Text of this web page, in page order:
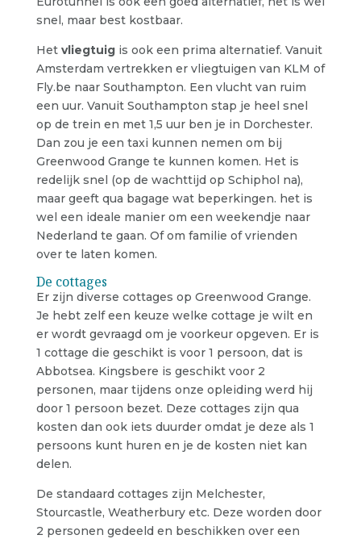
snel, maar best kostbaar.
Het vliegtuigis ook een prima alternatief. Vanuit
Amsterdam vertrekken er vliegtuigen van KLM of
Fly.be naar Southampton. Een vlucht van ruim
een uur. Vanuit Southampton stap je heel snel
op de trein en met 1,5 uur ben je in Dorchester.
Dan zou je een taxi kunnen nemen om bij
Greenwood Grange te kunnen komen. Het is
redelijk snel (op de wachttijd op Schiphol na),
maar geeft qua bagage wat beperkingen. het is
wel een ideale manier om een weekendje naar
Nederland te gaan. Of om familie of vrienden
over te laten komen.
De cottages
Er zijn diverse cottages op Greenwood Grange.
Je hebt zelf een keuze welke cottage je wilt en
er wordt gevraagd om je voorkeur opgeven. Er is
1 cottage die geschikt is voor 1 persoon, dat is
Abbotsea. Kingsbere is geschikt voor 2
personen, maar tijdens onze opleiding werd hij
door 1 persoon bezet. Deze cottages zijn qua
kosten dan ook iets duurder omdat je deze als 1
persoons kunt huren en je de kosten niet kan
delen.
De standaard cottages zijn Melchester,
Stourcastle, Weatherbury etc. Deze worden door
2 personen gedeeld en beschikken over een